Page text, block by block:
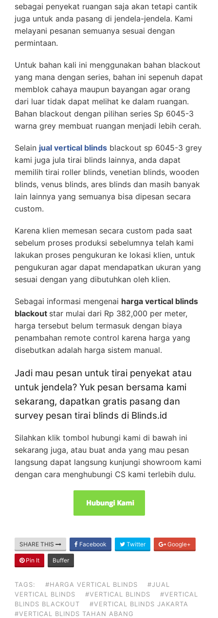
sebagai penyekat ruangan saja akan tetapi cantik
juga untuk anda pasang di jendela-jendela. Kami
melayani pesanan semuanya sesuai dengan
permintaan.
Untuk bahan kali ini menggunakan bahan blackout
yang mana dengan series, bahan ini sepenuh dapat
memblok cahaya maupun bayangan agar orang
dari luar tidak dapat melihat ke dalam ruangan.
Bahan blackout dengan pilihan series Sp 6045-3
warna grey membuat ruangan menjadi lebih cerah.
Selain jual vertical blinds blackout sp 6045-3 grey
kami juga jula tirai blinds lainnya, anda dapat
memilih tirai roller blinds, venetian blinds, wooden
blinds, venus blinds, ares blinds dan masih banyak
lain lainnya yang semuanya bisa dipesan secara
custom.
Karena klien memesan secara custom pada saat
sebelum proses produksi sebelumnya telah kami
lakukan proses pengukuran ke lokasi klien, untuk
pengukuran agar dapat mendapatkan ukuran yang
sesuai dengan yang dibutuhkan oleh klien.
Sebagai informasi mengenai harga vertical blinds
blackout star mulai dari Rp 382,000 per meter,
harga tersebut belum termasuk dengan biaya
penambahan remote control karena harga yang
disebutkan adalah harga sistem manual.
Jadi mau pesan untuk tirai penyekat atau
untuk jendela? Yuk pesan bersama kami
sekarang, dapatkan gratis pasang dan
survey pesan tirai blinds di Blinds.id
Silahkan klik tombol hubungi kami di bawah ini
sekarang juga, atau buat anda yang mau pesan
langsung dapat langsung kunjungi showroom kami
dengan cara menghubungi CS kami terlebih dulu.
SHARE THIS Facebook Twitter Google+
Pin It Buffer
TAGS: #HARGA VERTICAL BLINDS
#JUAL
VERTICAL BLINDS
#VERTICAL BLINDS
#VERTICAL
BLINDS BLACKOUT
#VERTICAL BLINDS JAKARTA
#VERTICAL BLINDS TAHAN ABANG